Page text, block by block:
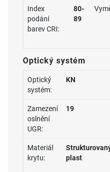
Index
podání
barev CRI:
80-
89
Optický systém
Optický
systém:
KN
Zamezení
oslnění
UGR:
19
Materiál
krytu:
plast